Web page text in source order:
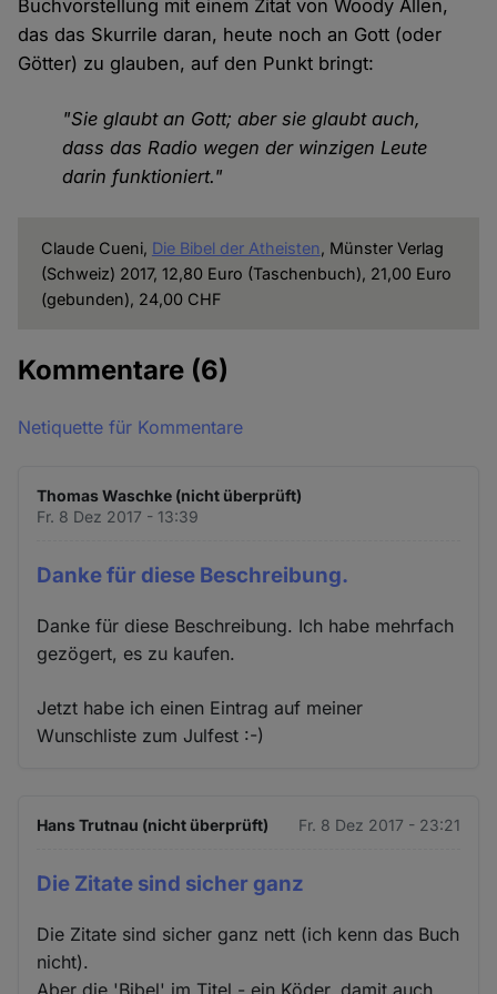
Buchvorstellung mit einem Zitat von Woody Allen,
das das Skurrile daran, heute noch an Gott (oder
Götter) zu glauben, auf den Punkt bringt:
"Sie glaubt an Gott; aber sie glaubt auch,
dass das Radio wegen der winzigen Leute
darin funktioniert."
Claude Cueni, Die Bibel der Atheisten, Münster Verlag
(Schweiz) 2017, 12,80 Euro (Taschenbuch), 21,00 Euro
(gebunden), 24,00 CHF
Kommentare (6)
Netiquette für Kommentare
Thomas Waschke (nicht überprüft)
Fr. 8 Dez 2017 - 13:39
Danke für diese Beschreibung.
Danke für diese Beschreibung. Ich habe mehrfach
gezögert, es zu kaufen.
Jetzt habe ich einen Eintrag auf meiner
Wunschliste zum Julfest :-)
Hans Trutnau (nicht überprüft) Fr. 8 Dez 2017 - 23:21
Die Zitate sind sicher ganz
Die Zitate sind sicher ganz nett (ich kenn das Buch
nicht).
Aber die 'Bibel' im Titel - ein Köder, damit auch